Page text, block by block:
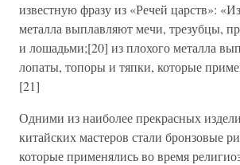
известную фразу из «Речей царств»:
металла выплавляют мечи, трезубцы,
и лошадьми;[20] из плохого металла
лопаты, топоры и тяпки, которые
[21]
Одними из наиболее прекрасных
китайских мастеров стали бронзовые
которые применялись во время